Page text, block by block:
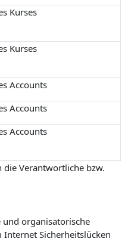
Kurses
Kurses
Accounts
Accounts
Accounts
Verantwortliche bzw.
und organisatorische
Sicherheitslücken